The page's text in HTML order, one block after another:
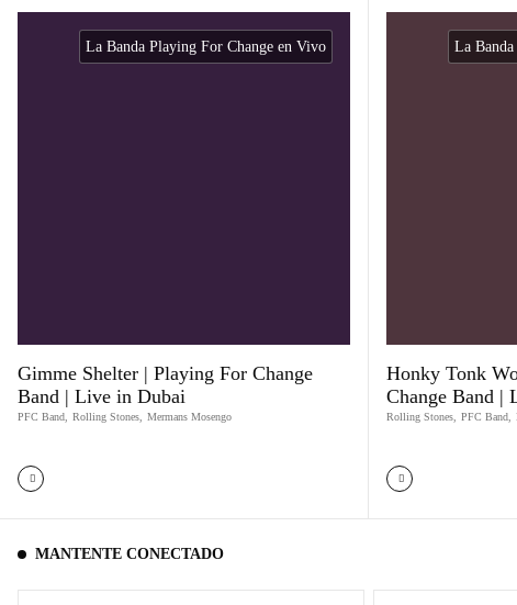
La Banda Playing For Change en Vivo
Gimme Shelter | Playing For Change
Band | Live in Dubai
PFC Band Rolling Stones Mermans Mosengo
La
Honky Tonk
Change Band |
Rolling Stones PFC Band
MANTENTE CONECTADO